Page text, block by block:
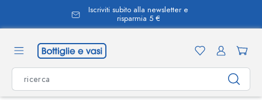
Iscriviti subito alla newsletter e
risparmia 5 €